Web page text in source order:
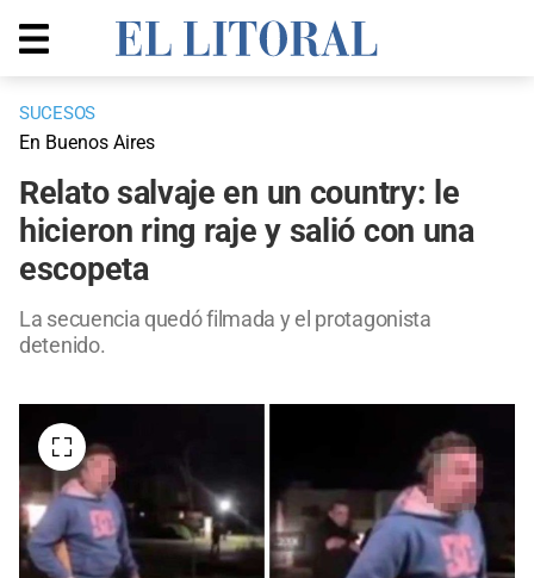
SUCESOS
En Buenos Aires
Relato salvaje en un country: le
hicieron ring raje y salió con una
escopeta
La secuencia quedó filmada y el protagonista
detenido.